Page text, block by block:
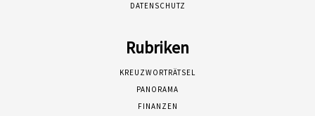
DATENSCHUTZ
Rubriken
KREUZWORTRÄTSEL
PANORAMA
FINANZEN